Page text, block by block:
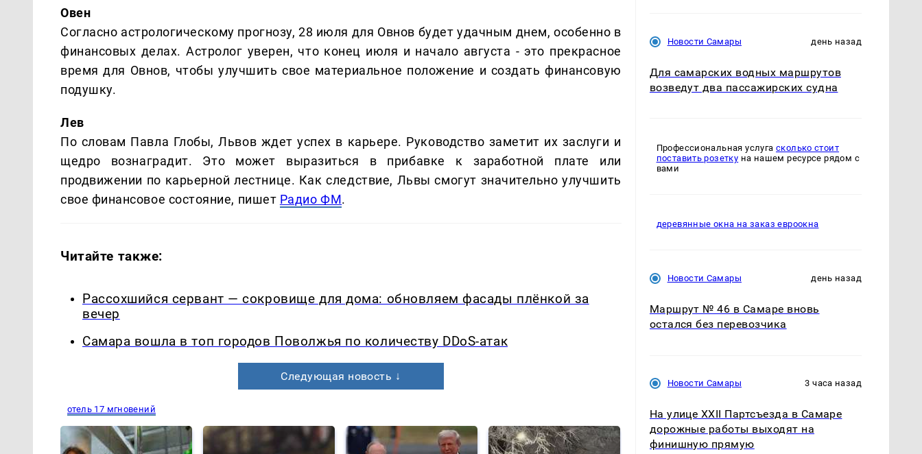
Овен
Согласно астрологическому прогнозу, 28 июля для Овнов будет удачным днем, особенно в
финансовых делах. Астролог уверен, что конец июля и начало августа - это прекрасное
время для Овнов, чтобы улучшить свое материальное положение и создать финансовую
подушку.
Лев
По словам Павла Глобы, Львов ждет успех в карьере. Руководство заметит их заслуги и
щедро вознаградит. Это может выразиться в прибавке к заработной плате или
продвижении по карьерной лестнице. Как следствие, Львы смогут значительно улучшить
свое финансовое состояние, пишет Радио ФМ.
Читайте также:
Рассохшийся сервант — сокровище для дома: обновляем фасады плёнкой за
вечер
Самара вошла в топ городов Поволжья по количеству DDoS-атак
Следующая новость ↓
отель 17 мгновений
Новости Самары день назад
Для самарских водных маршрутов
возведут два пассажирских судна
Профессиональная услуга сколько стоит
поставить розетку на нашем ресурсе рядом с
вами
деревянные окна на заказ евроокна
Новости Самары день назад
Маршрут № 46 в Самаре вновь
остался без перевозчика
Новости Самары 3 часа назад
На улице XXII Партсъезда в Самаре
дорожные работы выходят на
финишную прямую